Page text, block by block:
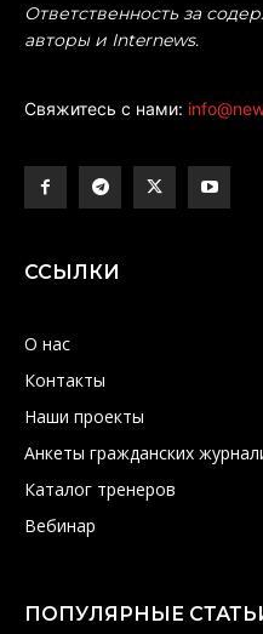
Ответственность за
авторы и Internews.
Свяжитесь с нами:
ССЫЛКИ
О нас
Контакты
Наши проекты
Анкеты гражданских
Каталог тренеров
Вебинар
ПОПУЛЯРНЫЕ